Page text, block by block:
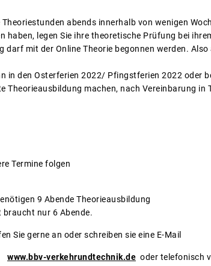
abends innerhalb von wenigen
haben, legen Sie ihre theoretische Prüfung bei
darf mit der Online Theorie begonnen werden.
in den Osterferien 2022/ Pfingstferien 2022 oder
Theorieausbildung machen, nach Vereinbarung in
Termine folgen
9 Abende Theorieausbildung
braucht nur 6 Abende.
Sie gerne an oder schreiben sie eine E-Mail
www.bbv-verkehrundtechnik.de oder telefonisch